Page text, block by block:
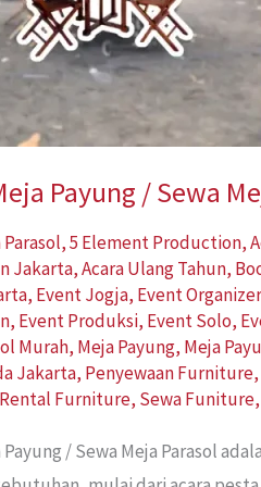
Payung / Sewa
,5 Element Production,
Jakarta,Acara Ulang Tahun,
, Event Jogja, Event Organizer
, Event Produksi, Event Solo,
Murah, Meja Payung, Meja
Jakarta, Penyewaan Furniture
Rental Furniture, Sewa Funiture
Payung / Sewa Meja Parasol